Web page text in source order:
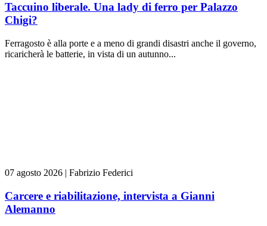
Taccuino liberale. Una lady di ferro per Palazzo
Chigi?
Ferragosto è alla porte e a meno di grandi disastri anche il governo,
ricaricherà le batterie, in vista di un autunno...
07 agosto 2026 | Fabrizio Federici
Carcere e riabilitazione, intervista a Gianni
Alemanno